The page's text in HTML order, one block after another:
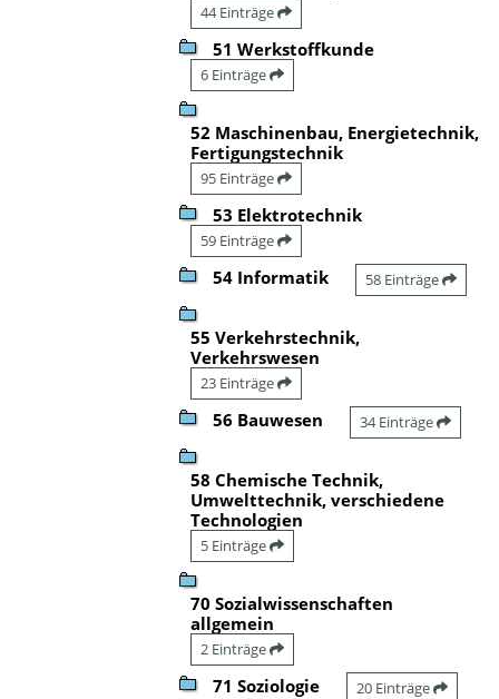
44 Einträge
51 Werkstoffkunde
6 Einträge
52 Maschinenbau, Energietechnik,
Fertigungstechnik
95 Einträge
53 Elektrotechnik
59 Einträge
54 Informatik 58 Einträge
55 Verkehrstechnik,
Verkehrswesen
23 Einträge
56 Bauwesen 34 Einträge
58 Chemische Technik,
Umwelttechnik, verschiedene
Technologien
5 Einträge
70 Sozialwissenschaften
allgemein
2 Einträge
71 Soziologie 20 Einträge